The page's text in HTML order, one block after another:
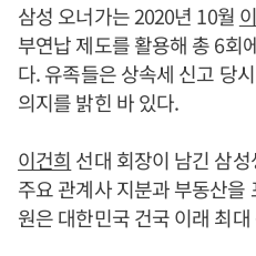
삼성 오너가는 2020년 10월
부연납 제도를 활용해 총 6회
다. 유족들은 상속세 신고 당
의지를 밝힌 바 있다.
이건희 선대 회장이 남긴 삼
주요 관계사 지분과 부동산을
원은 대한민국 건국 이래 최